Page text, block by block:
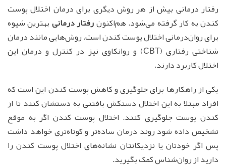
رفتار درمانی بیش از هر روش دیگری برای درمان اختلال پوست
کندن به کار گرفته می‌شود. هم‌اکنونرفتار درمانیبهترین شیوه
برای روان‌درمانی اختلال پوست کندن است. روش‌هایی مانند درمان
شناختی رفتاری (CBT) و روانکاوی نیز در کنترل و درمان این
اختلال کاربرد دارند.
یکی از راهکارها برای جلوگیری و کاهش پوست کندن این است که
افراد مبتلا به این اختلال دستکش بافتنی به دستشان کنند تا از
کندن پوست جلوگیری کنند. اختلال پوست کندن اگر به موقع
تشخیص داده شود روند درمان ساده‌تر و کوتاه‌تری خواهد داشت
پس اگر خودتان یا نزدیکانتان نشانه‌های اختلال پوست کندن را
دارید از روان‌شناس کمک بگیرید.